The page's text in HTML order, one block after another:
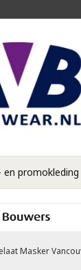
en promokleding
Masker